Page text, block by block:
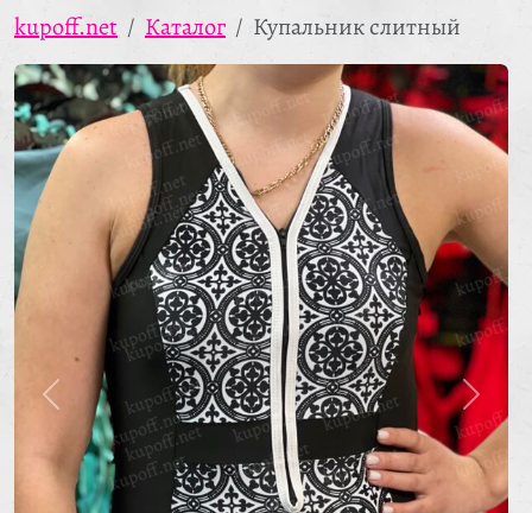
kupoff.net Каталог Купальник слитный